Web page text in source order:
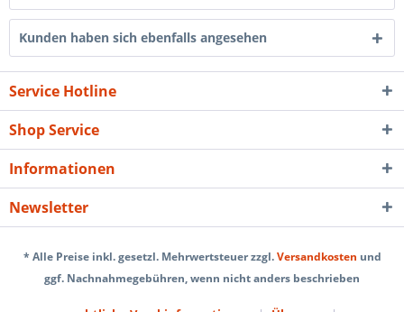
Kunden haben sich ebenfalls angesehen
Service Hotline
Shop Service
Informationen
Newsletter
* Alle Preise inkl. gesetzl. Mehrwertsteuer zzgl.Versandkosten und
ggf. Nachnahmegebühren, wenn nicht anders beschrieben